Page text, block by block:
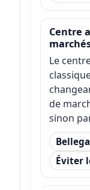
Centre
Le
de
sinon
Éviter